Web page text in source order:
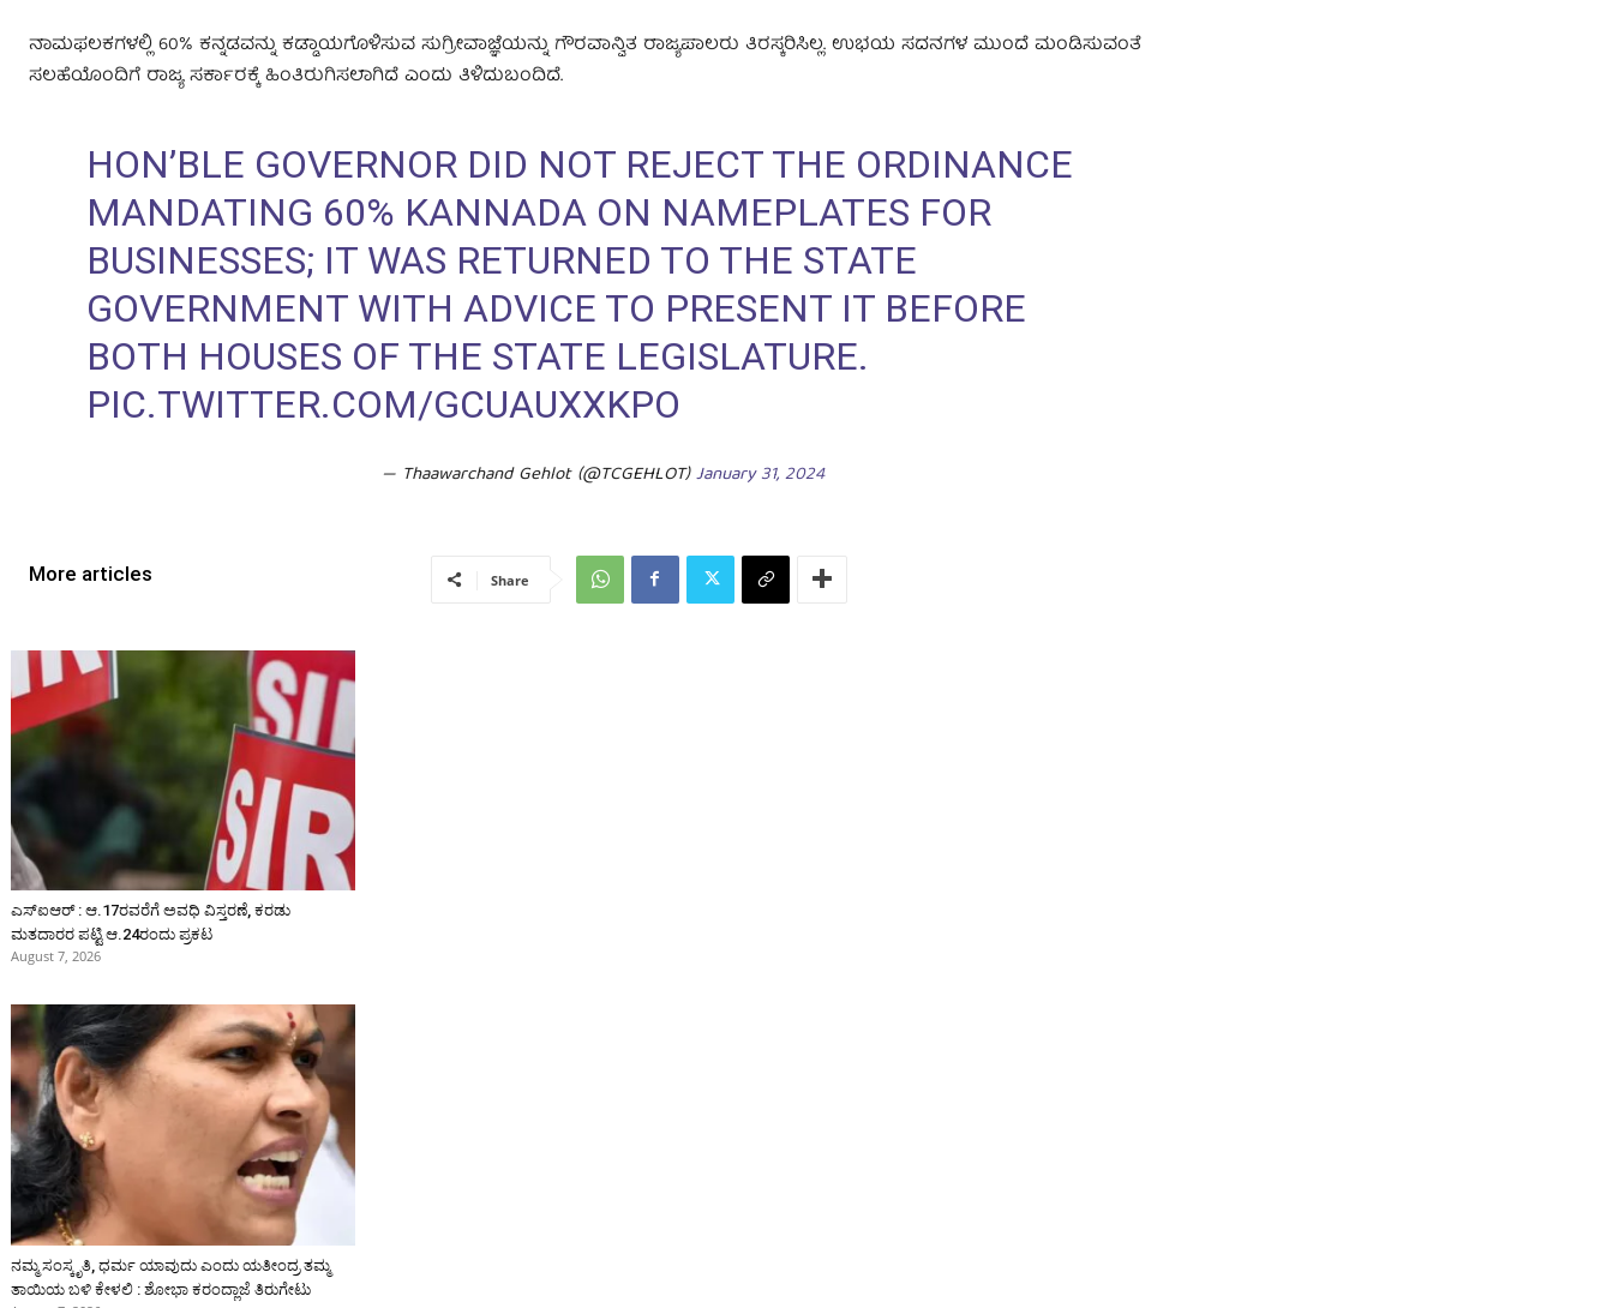
ನಾಮಫಲಕಗಳಲ್ಲಿ 60% ಕನ್ನಡವನ್ನು ಕಡ್ಡಾಯಗೊಳಿಸುವ ಸುಗ್ರೀವಾಜ್ಞೆಯನ್ನು ಗೌರವಾನ್ವಿತ ರಾಜ್ಯಪಾಲರು ತಿರಸ್ಕರಿಸಿಲ್ಲ. ಉಭಯ ಸದನಗಳ ಮುಂದೆ ಮಂಡಿಸುವಂತೆ
ಸಲಹೆಯೊಂದಿಗೆ ರಾಜ್ಯ ಸರ್ಕಾರಕ್ಕೆ ಹಿಂತಿರುಗಿಸಲಾಗಿದೆ ಎಂದು ತಿಳಿದುಬಂದಿದೆ.
HON’BLE GOVERNOR DID NOT REJECT THE ORDINANCE
MANDATING 60% KANNADA ON NAMEPLATES FOR
BUSINESSES; IT WAS RETURNED TO THE STATE
GOVERNMENT WITH ADVICE TO PRESENT IT BEFORE
BOTH HOUSES OF THE STATE LEGISLATURE.
PIC.TWITTER.COM/GCUAUXXKPO
— Thaawarchand Gehlot (@TCGEHLOT)January 31, 2024
More articles
ಎಸ್‌ಐಆರ್‌ : ಆ.17ರವರೆಗೆ ಅವಧಿ ವಿಸ್ತರಣೆ, ಕರಡು
ಮತದಾರರ ಪಟ್ಟಿ ಆ.24ರಂದು ಪ್ರಕಟ
August 7, 2026
ನಮ್ಮ ಸಂಸ್ಕೃತಿ, ಧರ್ಮ ಯಾವುದು ಎಂದು ಯತೀಂದ್ರ ತಮ್ಮ
ತಾಯಿಯ ಬಳಿ ಕೇಳಲಿ : ಶೋಭಾ ಕರಂದ್ಲಾಜೆ ತಿರುಗೇಟು
Share